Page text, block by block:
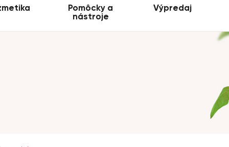
Pomôcky a
nástroje
Výpredaj